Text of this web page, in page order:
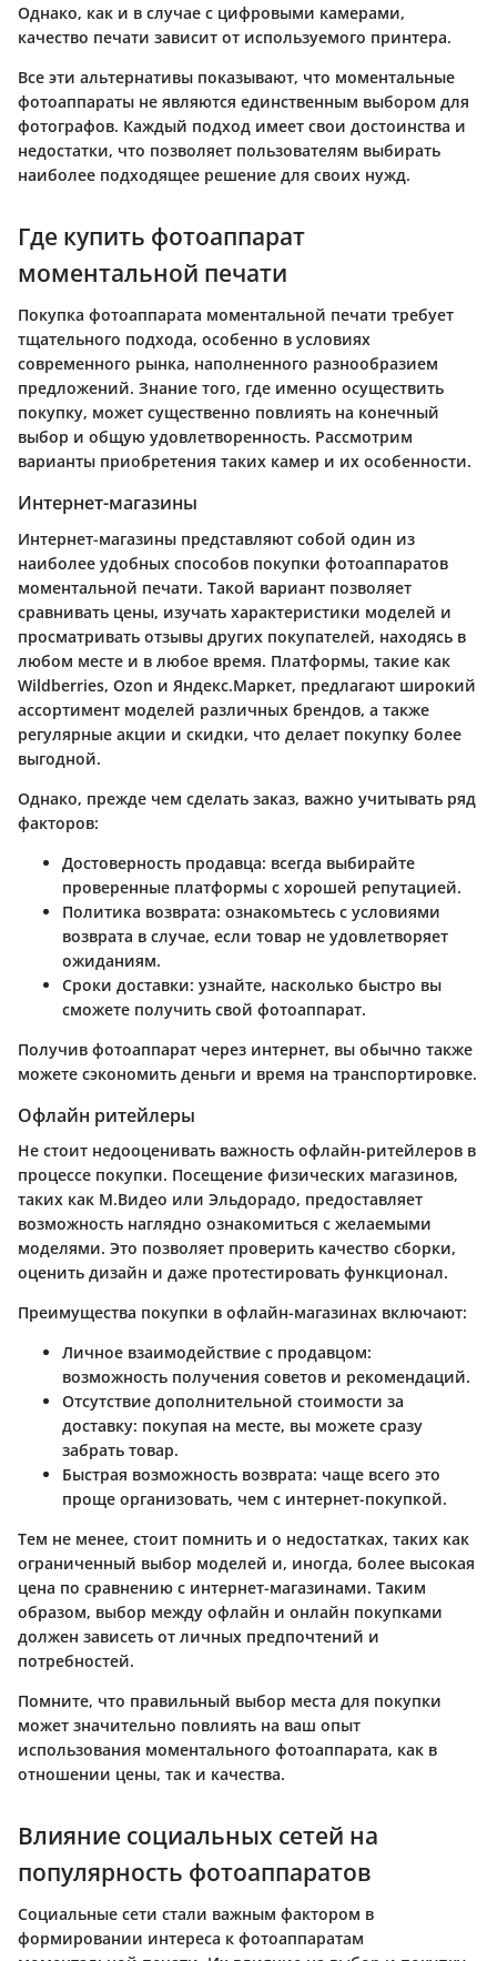
Однако, как и в случае с цифровыми камерами,
качество печати зависит от используемого принтера.
Все эти альтернативы показывают, что моментальные
фотоаппараты не являются единственным выбором для
фотографов. Каждый подход имеет свои достоинства и
недостатки, что позволяет пользователям выбирать
наиболее подходящее решение для своих нужд.
Где купить фотоаппарат
моментальной печати
Покупка фотоаппарата моментальной печати требует
тщательного подхода, особенно в условиях
современного рынка, наполненного разнообразием
предложений. Знание того, где именно осуществить
покупку, может существенно повлиять на конечный
выбор и общую удовлетворенность. Рассмотрим
варианты приобретения таких камер и их особенности.
Интернет-магазины
Интернет-магазины представляют собой один из
наиболее удобных способов покупки фотоаппаратов
моментальной печати. Такой вариант позволяет
сравнивать цены, изучать характеристики моделей и
просматривать отзывы других покупателей, находясь в
любом месте и в любое время. Платформы, такие как
Wildberries, Ozon и Яндекс.Маркет, предлагают широкий
ассортимент моделей различных брендов, а также
регулярные акции и скидки, что делает покупку более
выгодной.
Однако, прежде чем сделать заказ, важно учитывать ряд
факторов:
Достоверность продавца: всегда выбирайте
проверенные платформы с хорошей репутацией.
Политика возврата: ознакомьтесь с условиями
возврата в случае, если товар не удовлетворяет
ожиданиям.
Сроки доставки: узнайте, насколько быстро вы
сможете получить свой фотоаппарат.
Получив фотоаппарат через интернет, вы обычно также
можете сэкономить деньги и время на транспортировке.
Офлайн ритейлеры
Не стоит недооценивать важность офлайн-ритейлеров в
процессе покупки. Посещение физических магазинов,
таких как М.Видео или Эльдорадо, предоставляет
возможность наглядно ознакомиться с желаемыми
моделями. Это позволяет проверить качество сборки,
оценить дизайн и даже протестировать функционал.
Преимущества покупки в офлайн-магазинах включают:
Личное взаимодействие с продавцом:
возможность получения советов и рекомендаций.
Отсутствие дополнительной стоимости за
доставку: покупая на месте, вы можете сразу
забрать товар.
Быстрая возможность возврата: чаще всего это
проще организовать, чем с интернет-покупкой.
Тем не менее, стоит помнить и о недостатках, таких как
ограниченный выбор моделей и, иногда, более высокая
цена по сравнению с интернет-магазинами. Таким
образом, выбор между офлайн и онлайн покупками
должен зависеть от личных предпочтений и
потребностей.
Помните, что правильный выбор места для покупки
может значительно повлиять на ваш опыт
использования моментального фотоаппарата, как в
отношении цены, так и качества.
Влияние социальных сетей на
популярность фотоаппаратов
Социальные сети стали важным фактором в
формировании интереса к фотоаппаратам